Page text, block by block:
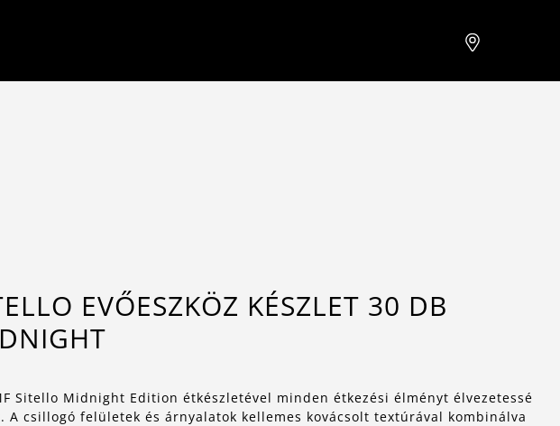
EVŐESZKÖZ KÉSZLET 30 DB
Sitello Midnight Edition étkészletével minden étkezési élményt élvezetessé
A csillogó felületek és árnyalatok kellemes kovácsolt textúrával kombinálva